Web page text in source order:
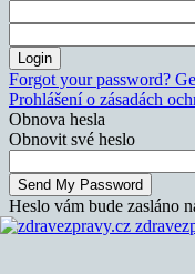
Forgot your password?
Prohlášení o zásadách
Obnova hesla
Obnovit své heslo
Heslo vám bude zasláno